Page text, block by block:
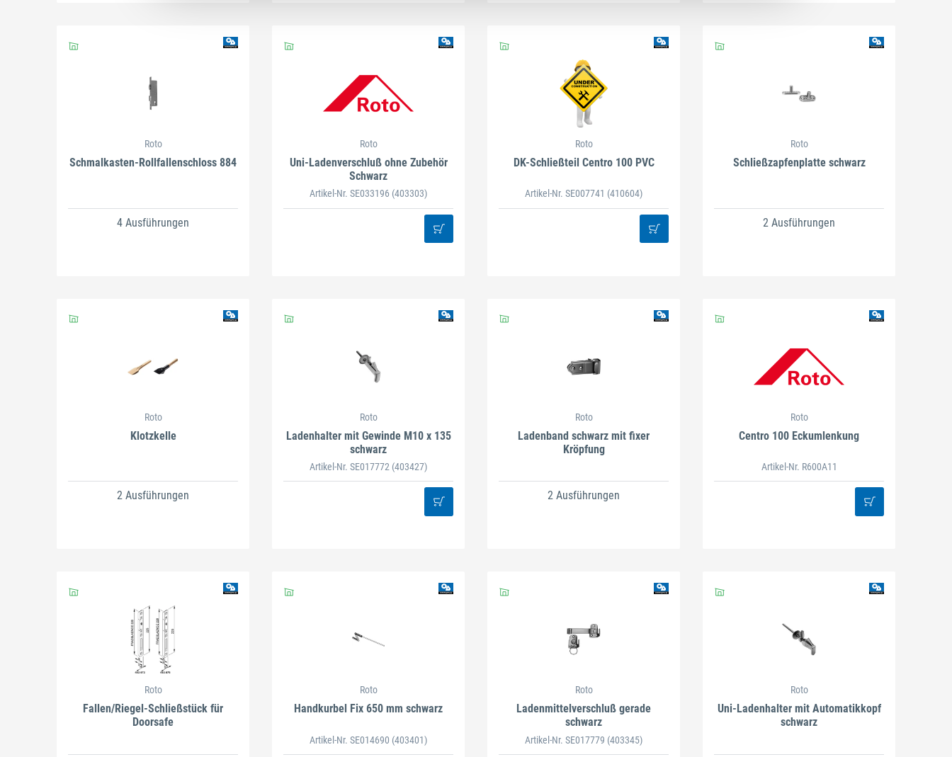
Roto
Schmalkasten-Rollfallenschloss 884
4 Ausführungen
Roto
Uni-Ladenverschluß ohne Zubehör
Schwarz
Artikel-Nr. SE033196 (403303)
Roto
DK-Schließteil Centro 100 PVC
Artikel-Nr. SE007741 (410604)
Roto
Schließzapfenplatte schwarz
2 Ausführungen
Roto
Klotzkelle
2 Ausführungen
Roto
Ladenhalter mit Gewinde M10 x 135
schwarz
Artikel-Nr. SE017772 (403427)
Roto
Ladenband schwarz mit fixer
Kröpfung
2 Ausführungen
Roto
Centro 100 Eckumlenkung
Artikel-Nr. R600A11
Roto
Fallen/Riegel-Schließstück für
Doorsafe
Roto
Handkurbel Fix 650 mm schwarz
Artikel-Nr. SE014690 (403401)
Roto
Ladenmittelverschluß gerade
schwarz
Artikel-Nr. SE017779 (403345)
Roto
Uni-Ladenhalter mit Automatikkopf
schwarz